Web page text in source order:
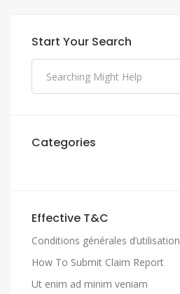
Start Your Search
Categories
Effective T&C
Conditions générales d’utilisation
How To Submit Claim Report
Ut enim ad minim veniam